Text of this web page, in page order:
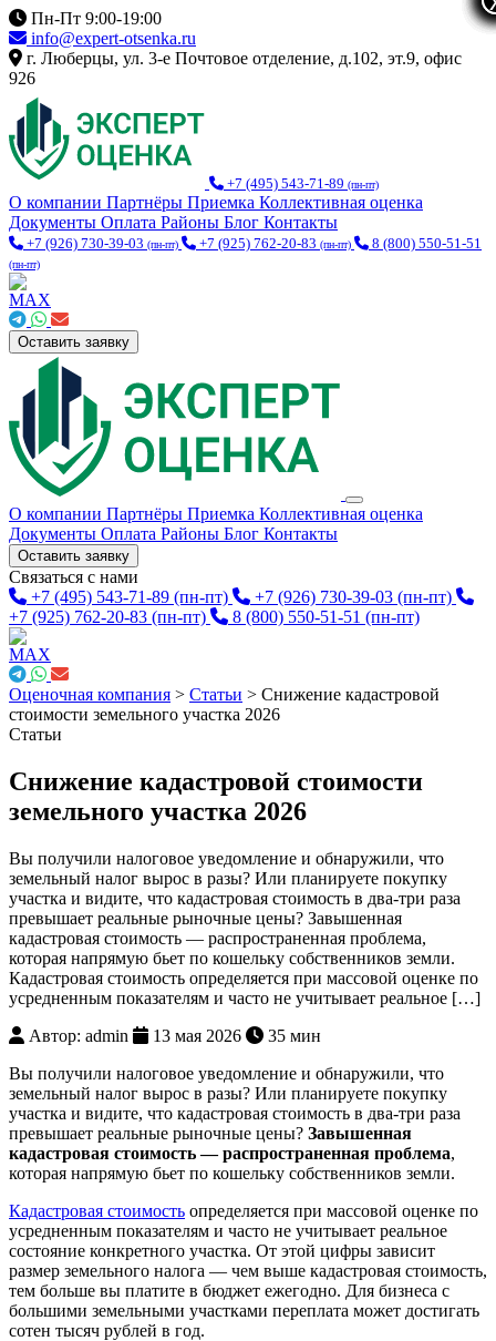
Пн-Пт 9:00-19:00
info@expert-otsenka.ru
г. Люберцы, ул. 3-е Почтовое отделение, д.102, эт.9, офис
926
+7 (495) 543-71-89 (пн-пт)
О компании Партнёры Приемка Коллективная оценка
Документы Оплата Районы Блог Контакты
+7 (926) 730-39-03 (пн-пт) +7 (925) 762-20-83 (пн-пт) 8 (800) 550-51-51
(пн-пт)
Оставить заявку
О компании Партнёры Приемка Коллективная оценка
Документы Оплата Районы Блог Контакты
Оставить заявку
Связаться с нами
+7 (495) 543-71-89 (пн-пт) +7 (926) 730-39-03 (пн-пт)
+7 (925) 762-20-83 (пн-пт) 8 (800) 550-51-51 (пн-пт)
Оценочная компания > Статьи > Снижение кадастровой
стоимости земельного участка 2026
Статьи
Снижение кадастровой стоимости
земельного участка 2026
Вы получили налоговое уведомление и обнаружили, что
земельный налог вырос в разы? Или планируете покупку
участка и видите, что кадастровая стоимость в два-три раза
превышает реальные рыночные цены? Завышенная
кадастровая стоимость — распространенная проблема,
которая напрямую бьет по кошельку собственников земли.
Кадастровая стоимость определяется при массовой оценке по
усредненным показателям и часто не учитывает реальное […]
Автор: admin
13 мая 2026
35 мин
Вы получили налоговое уведомление и обнаружили, что
земельный налог вырос в разы? Или планируете покупку
участка и видите, что кадастровая стоимость в два-три раза
превышает реальные рыночные цены? Завышенная
кадастровая стоимость — распространенная проблема,
которая напрямую бьет по кошельку собственников земли.
Кадастровая стоимость определяется при массовой оценке по
усредненным показателям и часто не учитывает реальное
состояние конкретного участка. От этой цифры зависит
размер земельного налога — чем выше кадастровая стоимость,
тем больше вы платите в бюджет ежегодно. Для бизнеса с
большими земельными участками переплата может достигать
сотен тысяч рублей в год.